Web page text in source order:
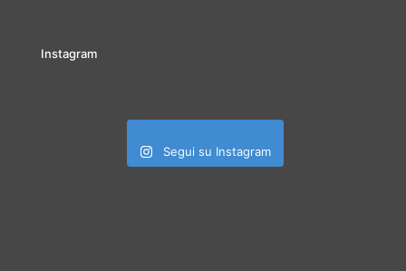
Instagram
Segui su Instagram